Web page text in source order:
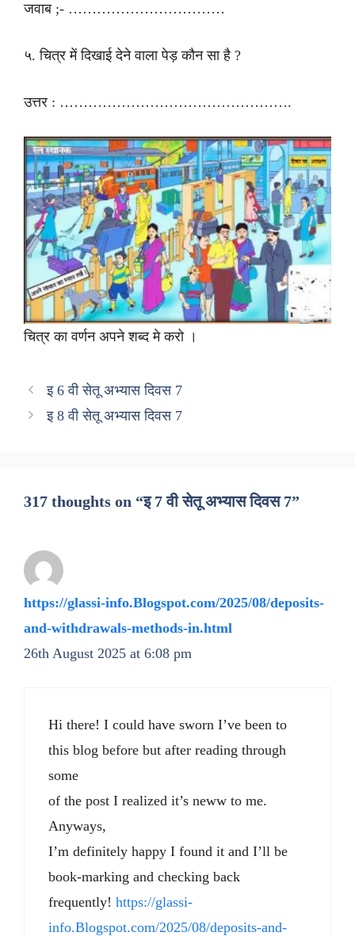
जवाब ;- ……………………………
५. चित्र में दिखाई देने वाला पेड़ कौन सा है ?
उत्तर : ………………………………………….
चित्र का वर्णन अपने शब्द मे करो ।
इ 6 वी सेतू अभ्यास दिवस 7
इ 8 वी सेतू अभ्यास दिवस 7
317 thoughts on “इ 7 वी सेतू अभ्यास दिवस 7”
https://glassi-info.Blogspot.com/2025/08/deposits-
and-withdrawals-methods-in.html
26th August 2025 at 6:08 pm
Hi there! I could have sworn I’ve been to
this blog before but after reading through
some
of the post I realized it’s neww to me.
Anyways,
I’m definitely happy I found it and I’ll be
book-marking and checking back
frequently! https://glassi-
info.Blogspot.com/2025/08/deposits-and-